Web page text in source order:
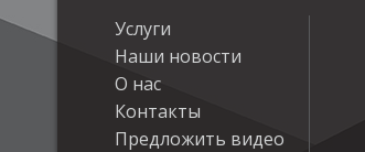
Услуги
Наши новости
О нас
Контакты
Предложить видео